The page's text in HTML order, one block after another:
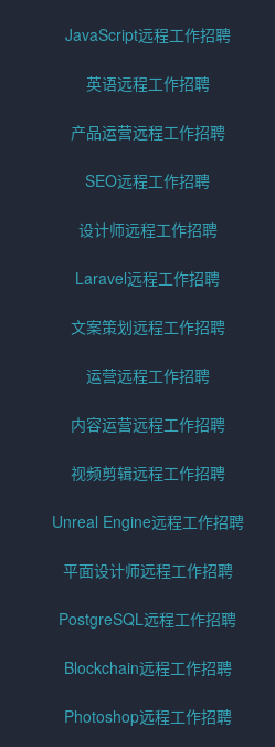
JavaScript远程工作招聘
英语远程工作招聘
产品运营远程工作招聘
SEO远程工作招聘
设计师远程工作招聘
Laravel远程工作招聘
文案策划远程工作招聘
运营远程工作招聘
内容运营远程工作招聘
视频剪辑远程工作招聘
Unreal Engine远程工作招聘
平面设计师远程工作招聘
PostgreSQL远程工作招聘
Blockchain远程工作招聘
Photoshop远程工作招聘